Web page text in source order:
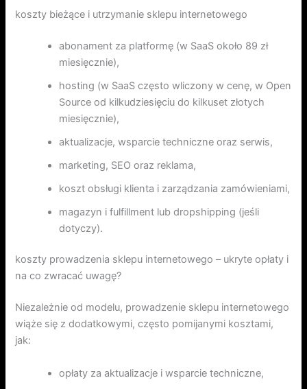
koszty bieżące i utrzymanie sklepu internetowego
abonament za platformę (w SaaS około 89 zł
miesięcznie),
hosting (w SaaS często wliczony w cenę, w Open
Source od kilkudziesięciu do kilkuset złotych
miesięcznie),
aktualizacje, wsparcie techniczne oraz serwis,
marketing, SEO oraz reklama,
koszt obsługi klienta i zarządzania zamówieniami,
magazyn i fulfillment lub dropshipping (jeśli
dotyczy).
koszty prowadzenia sklepu internetowego – ukryte opłaty i
na co zwracać uwagę?
Niezależnie od modelu, prowadzenie sklepu internetowego
wiąże się z dodatkowymi, często pomijanymi kosztami,
jak:
opłaty za aktualizacje i wsparcie techniczne,